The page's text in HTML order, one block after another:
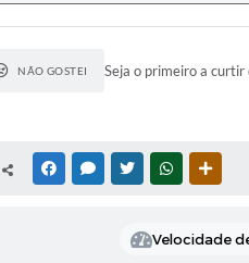
NÃO GOSTEI Seja o primeiro a curtir
FACEBOOKMESSENGER
TWITTERWHATSAPP
Velocidade